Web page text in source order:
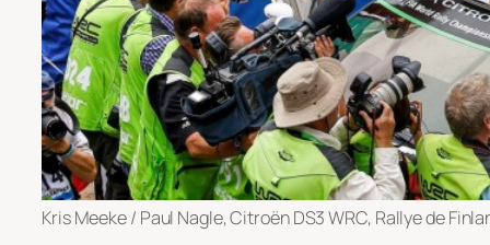
Kris Meeke / Paul Nagle, Citroën DS3 WRC, Rallye de